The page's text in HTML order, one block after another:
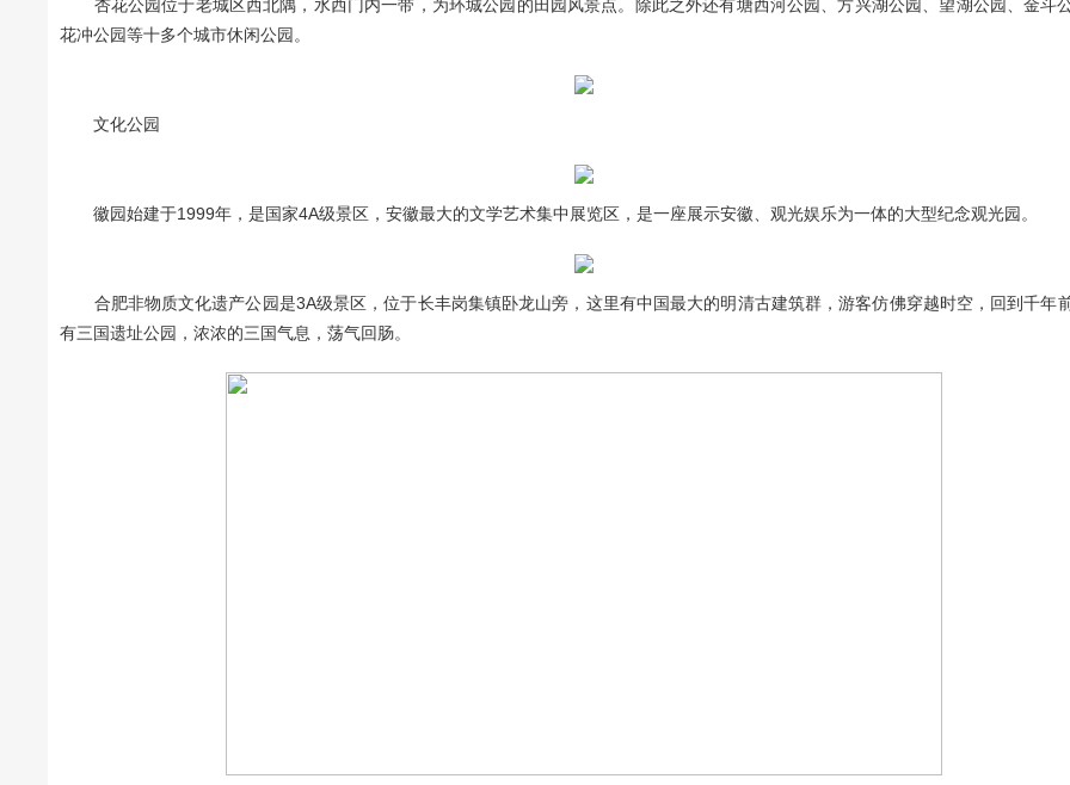
杏花公园位于老城区西北隅，水西门内一带，为环城公园的田园风景点。除此之外还有塘西河公园、方兴湖公园、望湖公园、金斗
花冲公园等十多个城市休闲公园。
文化公园
徽园始建于1999年，是国家4A级景区，安徽最大的文学艺术集中展览区，是一座展示安徽、观光娱乐为一体的大型纪念观光园。
合肥非物质文化遗产公园是3A级景区，位于长丰岗集镇卧龙山旁，这里有中国最大的明清古建筑群，游客仿佛穿越时空，回到千年
有三国遗址公园，浓浓的三国气息，荡气回肠。